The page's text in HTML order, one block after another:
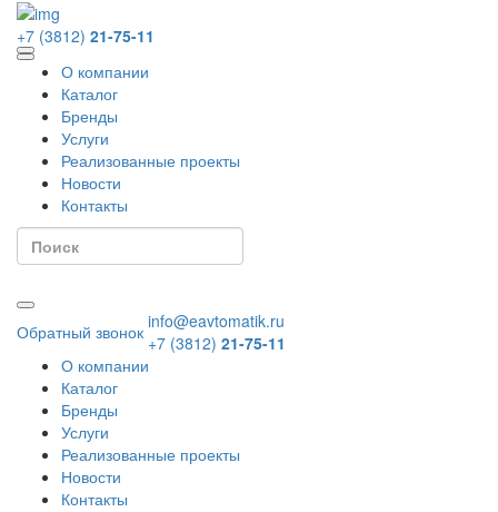
+7 (3812) 21-75-11
О компании
Каталог
Бренды
Услуги
Реализованные проекты
Новости
Контакты
Обратный звонок info@eavtomatik.ru
+7 (3812) 21-75-11
О компании
Каталог
Бренды
Услуги
Реализованные проекты
Новости
Контакты